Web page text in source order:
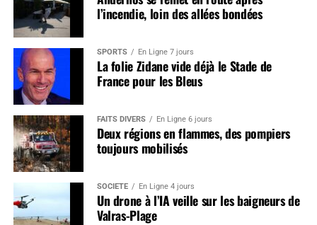
l’incendie, loin des allées bondées
SPORTS En Ligne 7 jours
La folie Zidane vide déjà le Stade de
France pour les Bleus
FAITS DIVERS En Ligne 6 jours
Deux régions en flammes, des pompiers
toujours mobilisés
SOCIÉTÉ En Ligne 4 jours
Un drone à l’IA veille sur les baigneurs de
Valras-Plage